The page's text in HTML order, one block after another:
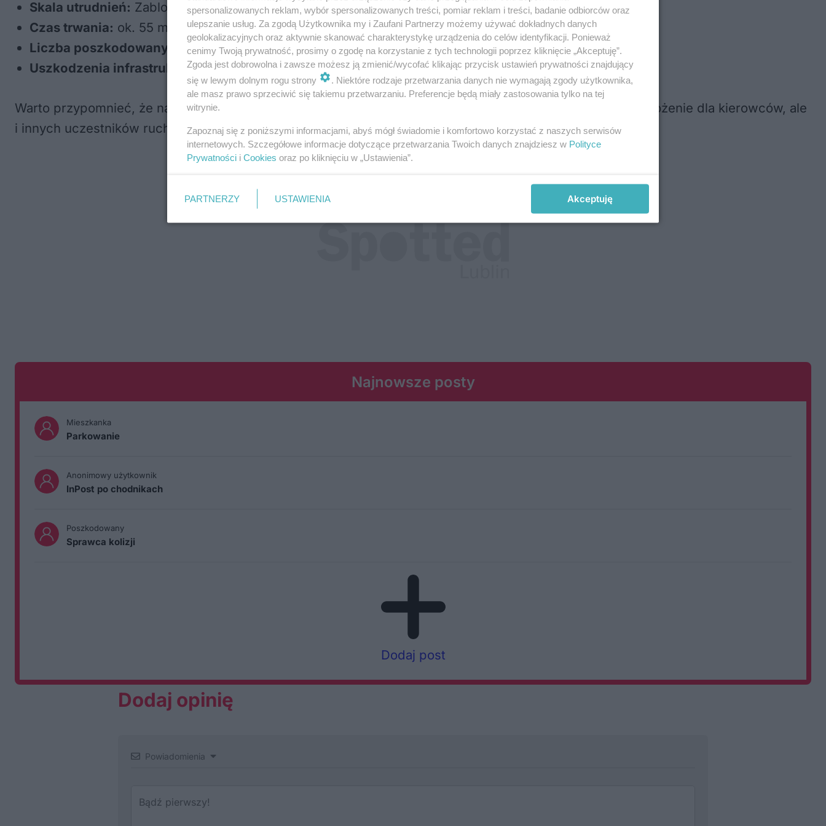
Skala utrudnień: Zablokowany prawy pas ruchu
Czas trwania: ok. 55 minut
Liczba poszkodowanych:0
Uszkodzenia infrastruktury:brak
Warto przypomnieć, że naprawy wykonywane na drodze ekspresowej bez zabezpieczenia to nie tylko zagrożenie dla kierowców, ale
i innych uczestników ruchu.
Najnowsze posty
Mieszkanka
Parkowanie
Anonimowy użytkownik
InPost po chodnikach
Poszkodowany
Sprawca kolizji
Dodaj post
Dodaj opinię
Powiadomienia
spersonalizowanych reklam, wybór spersonalizowanych treści, pomiar reklam i treści, badanie odbiorców oraz
ulepszanie usług. Za zgodą Użytkownika my i Zaufani Partnerzy możemy używać dokładnych danych
geolokalizacyjnych oraz aktywnie skanować charakterystykę urządzenia do celów identyfikacji. Ponieważ
cenimy Twoją prywatność, prosimy o zgodę na korzystanie z tych technologii poprzez kliknięcie „Akceptuję”.
Zgoda jest dobrowolna i zawsze możesz ją zmienić/wycofać klikając przycisk ustawień prywatności znajdujący
się w lewym dolnym rogu strony
. Niektóre rodzaje przetwarzania danych nie wymagają zgody użytkownika,
ale masz prawo sprzeciwić się takiemu przetwarzaniu. Preferencje będą miały zastosowania tylko na tej
witrynie.
Zapoznaj się z poniższymi informacjami, abyś mógł świadomie i komfortowo korzystać z naszych serwisów
internetowych. Szczegółowe informacje dotyczące przetwarzania Twoich danych znajdziesz w Polityce
Prywatności i Cookies oraz po kliknięciu w „Ustawienia”.
PARTNERZY USTAWIENIA Akceptuję